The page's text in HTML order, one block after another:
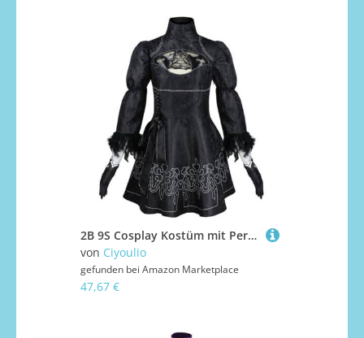
2B 9S Cosplay Kostüm mit Perücke 2Byorha Spielcharakter Cosplay Schwarze Uniform 9Sautomata Anime Rollenspiel Outfit Halloween Weihnachten Karneval Party Dress Up Outfit
von Ciyoulio
gefunden bei Amazon Marketplace
47,67 €